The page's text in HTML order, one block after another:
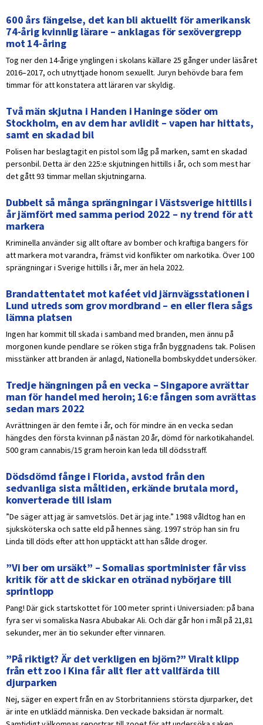
600 års fängelse, det kan bli aktuellt för amerikansk
74-årig kvinnlig lärare – anklagas för sexövergrepp
mot 14-åring
Tog ner den 14-årige ynglingen i skolans källare 25 gånger under läsåret
2016–2017, och utnyttjade honom sexuellt. Juryn behövde bara fem
timmar för att konstatera att läraren var skyldig.
Två män skjutna i Handen i Haninge söder om
Stockholm, en av dem har avlidit – vapen har hittats,
samt en skadad bil
Polisen har beslagtagit en pistol som låg på marken, samt en skadad
personbil. Detta är den 225:e skjutningen hittills i år, och som mest har
det gått 93 timmar mellan skjutningarna.
Dubbelt så många sprängningar i Västsverige hittills i
år jämfört med samma period 2022 – ny trend för att
markera
Kriminella använder sig allt oftare av bomber och kraftiga bangers för
att markera mot varandra, främst vid konflikter om narkotika. Över 100
sprängningar i Sverige hittills i år, mer än hela 2022.
Brandattentatet mot kaféet vid järnvägsstationen i
Lund utreds som grov mordbrand – en eller flera sågs
lämna platsen
Ingen har kommit till skada i samband med branden, men ännu på
morgonen kunde pendlare se röken stiga från byggnadens tak. Polisen
misstänker att branden är anlagd, Nationella bombskyddet undersöker.
Tredje hängningen på en vecka – Singapore avrättar
man för handel med heroin; 16:e fången som avrättas
sedan mars 2022
Avrättningen är den femte i år, och för mindre än en vecka sedan
hängdes den första kvinnan på nästan 20 år, dömd för narkotikahandel.
500 gram cannabis/15 gram heroin kan leda till dödsstraff.
Dödsdömd fånge i Florida, avstod från den
sedvanliga sista måltiden, erkände brutala mord,
konverterade till islam
”De säger att jag är samvetslös. Det är jag inte.” 1988 våldtog han en
sjuksköterska och satte eld på hennes säng. 1997 ströp han sin fru
Linda till döds efter att hon upptäckt att han sålde droger.
”Vi ber om ursäkt” – Somalias sportminister får viss
kritik för att de skickar en otränad nybörjare till
sprintlopp
Pang! Där gick startskottet för 100 meter sprint i Universiaden: på bana
fyra ser vi somaliska Nasra Abubakar Ali. Och där går hon i mål på 21,81
sekunder, mer än tio sekunder efter vinnaren.
”På riktigt? Är det verkligen en björn?” Viralt klipp
från ett zoo i Kina får allt fler att vallfärda till
djurparken
Nej, säger en expert från en av Storbritanniens största djurparker, det
är inte en utklädd människa. Den veckade baksidan är normalt.